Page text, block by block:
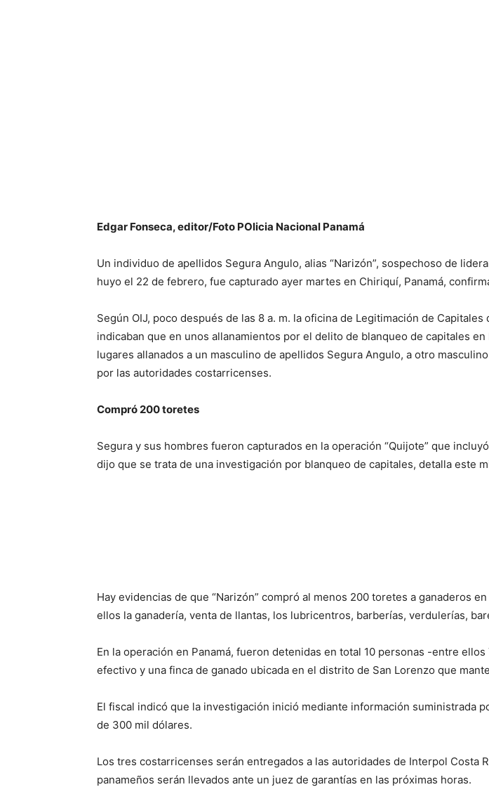
Edgar Fonseca, editor/Foto POlicia Nacional Panamá
Un individuo de apellidos Segura Angulo, alias “Narizón”, sospechoso de
huyo el 22 de febrero, fue capturado ayer martes en Chiriquí, Panamá,
Según OIJ, poco después de las 8 a. m. la oficina de Legitimación de
indicaban que en unos allanamientos por el delito de blanqueo de capitales
lugares allanados a un masculino de apellidos Segura Angulo, a otro
por las autoridades costarricenses.
Compró 200 toretes
Segura y sus hombres fueron capturados en la operación “Quijote” que
dijo que se trata de una investigación por blanqueo de capitales, detalla este
Hay evidencias de que “Narizón” compró al menos 200 toretes a ganaderos
ellos la ganadería, venta de llantas, los lubricentros, barberías, verdulerías,
En la operación en Panamá, fueron detenidas en total 10 personas -entre
efectivo y una finca de ganado ubicada en el distrito de San Lorenzo que
El fiscal indicó que la investigación inició mediante información suministrada
de 300 mil dólares.
Los tres costarricenses serán entregados a las autoridades de Interpol
panameños serán llevados ante un juez de garantías en las próximas horas.